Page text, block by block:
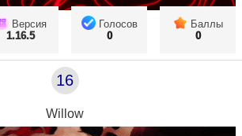
Версия
1.16.5
Голосов
0
Баллы
0
16
Willow